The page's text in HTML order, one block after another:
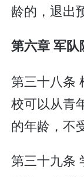
龄的，退出
第六章 军
第三十八条
校可以从青
的年龄，不
第三十九条